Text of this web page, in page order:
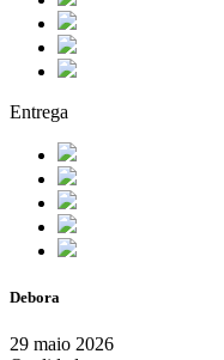
Entrega
Debora
29 maio 2026